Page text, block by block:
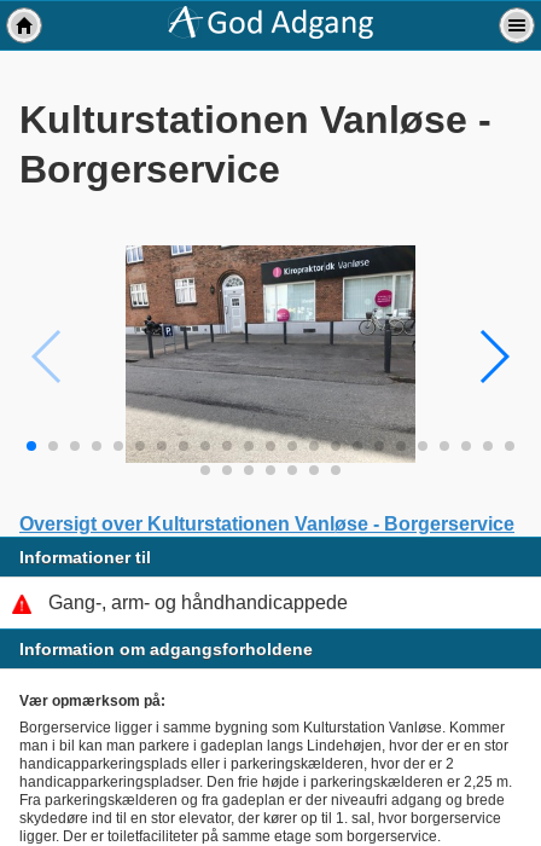
Kulturstationen Vanløse -
Borgerservice
Oversigt over Kulturstationen Vanløse - Borgerservice
Informationer til
Gang-, arm- og håndhandicappede
Information om adgangsforholdene
Vær opmærksom på:
Borgerservice ligger i samme bygning som Kulturstation Vanløse. Kommer
man i bil kan man parkere i gadeplan langs Lindehøjen, hvor der er en stor
handicapparkeringsplads eller i parkeringskælderen, hvor der er 2
handicapparkeringspladser. Den frie højde i parkeringskælderen er 2,25 m.
Fra parkeringskælderen og fra gadeplan er der niveaufri adgang og brede
skydedøre ind til en stor elevator, der kører op til 1. sal, hvor borgerservice
ligger. Der er toiletfaciliteter på samme etage som borgerservice.